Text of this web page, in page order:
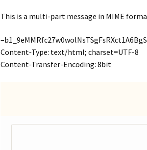
This is a multi-part message in MIME
Content-Type: text/html; charset=UTF-8
Content-Transfer-Encoding: 8bit